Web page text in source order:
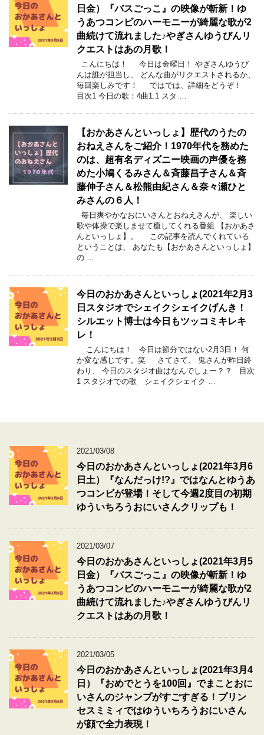
日金）『バスごっこ』の映像が斬新！ゆ
うあつコンビのハーモニーが綺麗な歌が2
曲続けて流れました♪やぎさんゆうびんリ
クエストはあの月歌！
こんにちは！ 今日は金曜日！ やぎさんゆうび
んは誰が担当し、 どんな曲がリクエストされるか、
毎回楽しみです！ ではでは、詳細をどうぞ！
目次1 今日の歌：4曲1.1 スタ …
【おかあさんといっしょ】歴代のうたの
おねえさんをご紹介！1970年代を務めた
のは、超有名ディズニー映画の声優を務
めた小鳩くるみさん＆斉藤昌子さん＆斉
藤伸子さん＆松熊由紀さん＆奈々瀬ひと
みさんの６人！
毎日爽やかなおにいさんとおねえさんが、 楽しい
歌や体操で楽しませて癒してくれる番組 【おかあさ
んといっしょ】。 この記事を読んでくれている
ということは、 あなたも【おかあさんといっしょ】
の …
今日のおかあさんといっしょ(2021年2月3
日スタジオでシェイクシェイクげんき！
シルエット博士は今日もツッコミキレキ
レ！
こんにちは！ 今日は節分ではない2月3日！ 何
か変な感じです。笑 さてさて、 鬼さんが昨日終
わり、 今日のスタジオ曲はなんでしょー？？ 目次
1 スタジオでの歌 シェイクシェイク …
2021/03/08
今日のおかあさんといっしょ(2021年3月6
日土）『なんだっけ!?』ではなんとゆうあ
つコンビが登場！そして今週2度目の初期
ゆういちろうおにいさんクリップも！
2021/03/07
今日のおかあさんといっしょ(2021年3月5
日金）『バスごっこ』の映像が斬新！ゆ
うあつコンビのハーモニーが綺麗な歌が2
曲続けて流れました♪やぎさんゆうびんリ
クエストはあの月歌！
2021/03/05
今日のおかあさんといっしょ(2021年3月4
日）『おめでとうを100回』でまことおに
いさんのジャンプがすごすぎる！プリン
セスミミィではゆういちろうおにいさん
が顔で全力表現！